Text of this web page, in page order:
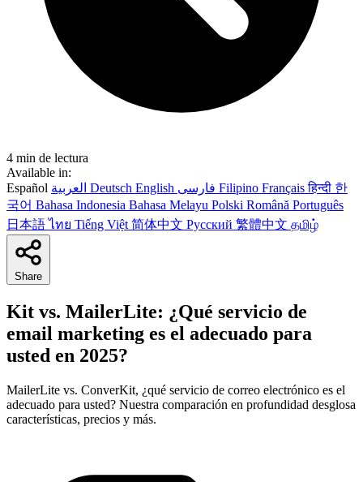
4 min de lectura
Available in:
Español
Deutsch English Filipino Françaisहिन्दी 한
국어 Bahasa Indonesia Bahasa Melayu Polski Română Português
日本語ไทย Tiếng Việt 简体中文 Русский 繁體中文 தமிழ்
Share
Kit vs. MailerLite: ¿Qué servicio de
email marketing es el adecuado para
usted en 2025?
MailerLite vs. ConverKit, ¿qué servicio de correo electrónico es el
adecuado para usted? Nuestra comparación en profundidad desglosa
características, precios y más.